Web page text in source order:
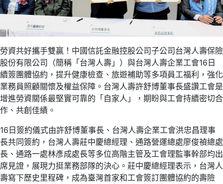
勞資共好攜手雙贏！中國信託金融控股公司子公司台灣人壽保險
股份有限公司（簡稱「台灣人壽」）與台灣人壽企業工會16日
續簽團體協約，提升健康檢查、旅遊補助等多項員工福利，強化
業務員照顧關懷及權益保障。台灣人壽許舒博董事長盛讚工會是
增進勞資關係最堅實可靠的「自家人」，期盼與工會持續密切合
作、共創佳績。
16日簽約儀式由許舒博董事長、台灣人壽企業工會洪忠昌理事
長共同簽約，台灣人壽莊中慶總經理、通路營運總處廖俊禎總處
長、通路一處林彥成處長等多位高階主管及工會理監事幹部均出
席見證，展現力挺業務部隊的決心。莊中慶總經理表示，台灣人
壽寫下歷史里程碑，成為臺灣首家和工會簽訂團體協約的壽險